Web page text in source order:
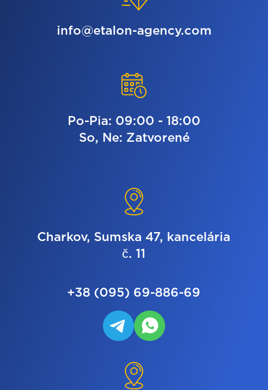
info@etalon-agency.com
Po-Pia: 09:00 - 18:00
So, Ne: Zatvorené
Charkov, Sumska 47, kancelária
č. 11
+38 (095) 69-886-69